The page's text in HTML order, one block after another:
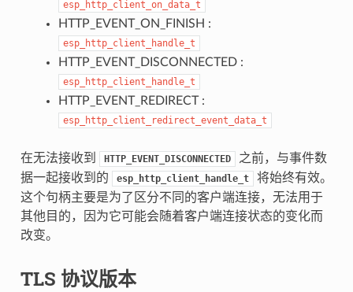
esp_http_client_on_data_t
HTTP_EVENT_ON_FINISH :
esp_http_client_handle_t
HTTP_EVENT_DISCONNECTED :
esp_http_client_handle_t
HTTP_EVENT_REDIRECT :
esp_http_client_redirect_event_data_t
在无法接收到 HTTP_EVENT_DISCONNECTED
之前，与事件数
据一起接收到的
esp_http_client_handle_t
将始终有效。
这个句柄主要是为了区分不同的客户端连接，无法用于
其他目的，因为它可能会随着客户端连接状态的变化而
改变。
TLS 协议版本